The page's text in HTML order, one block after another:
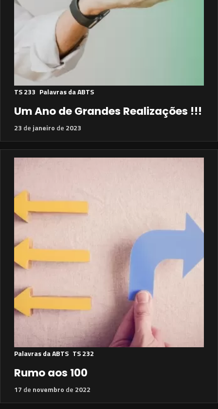
TS 233 Palavras da ABTS
Um Ano de Grandes Realizações !!!
23 de janeiro de 2023
Palavras da ABTS TS 232
Rumo aos 100
17 de novembro de 2022